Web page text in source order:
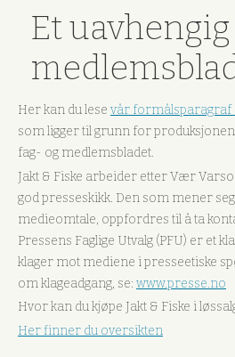
Et uavhengig
Her kan du lese vår formålsparagraf
som ligger til grunn for
fag- og medlemsbladet.
Jakt & Fiske arbeider etter Vær
god presseskikk. Den som mener
medieomtale, oppfordres til å ta
Pressens Faglige Utvalg (PFU) er et
klager mot mediene i presseetiske
om klageadgang, se: www.presse.no
Hvor kan du kjøpe Jakt & Fiske i
Her finner du oversikten